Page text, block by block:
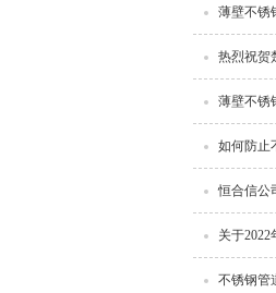
薄壁不锈
热烈祝贺
薄壁不锈
如何防止
恒合信公
关于
不锈钢管